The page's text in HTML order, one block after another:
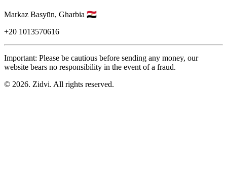
Markaz Basyūn, Gharbia 🇪🇬
+20 1013570616
Important: Please be cautious before sending any money, our
website bears no responsibility in the event of a fraud.
© 2026. Zidvi. All rights reserved.